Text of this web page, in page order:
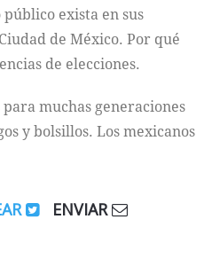
exista en sus
de México. Por qué
de elecciones.
muchas generaciones
y bolsillos. Los mexicanos
ENVIAR